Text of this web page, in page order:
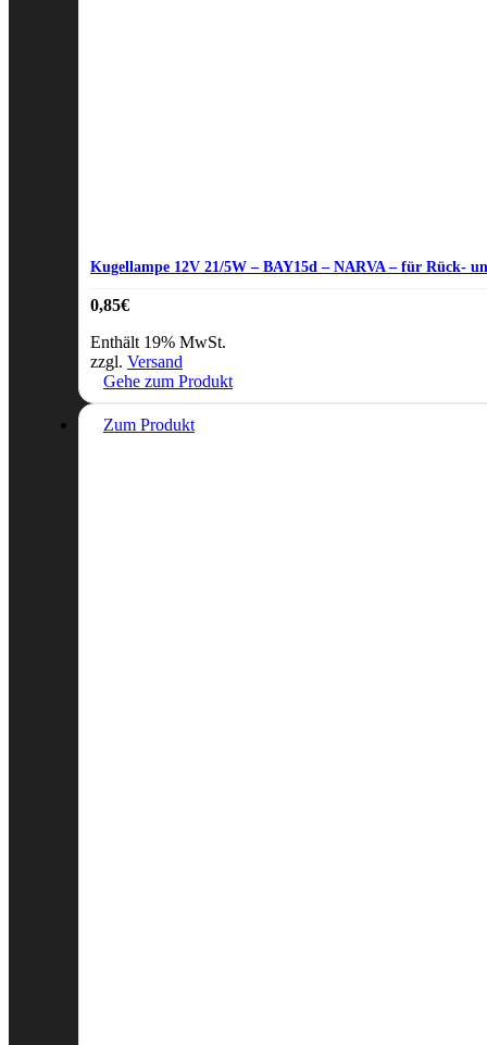
Kugellampe 12V 21/5W – BAY15d – NARVA – für Rück-
0,85€
Enthält 19% MwSt.
zzgl. Versand
Gehe zum Produkt
Zum Produkt